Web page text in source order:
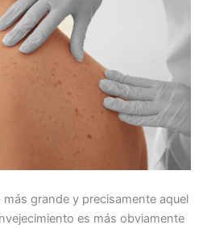
grande y precisamente aquel
es más obviamente